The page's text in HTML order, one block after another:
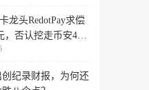
龙头RedotPay求偿
，否认挖走币安47
创纪录财报，为何还